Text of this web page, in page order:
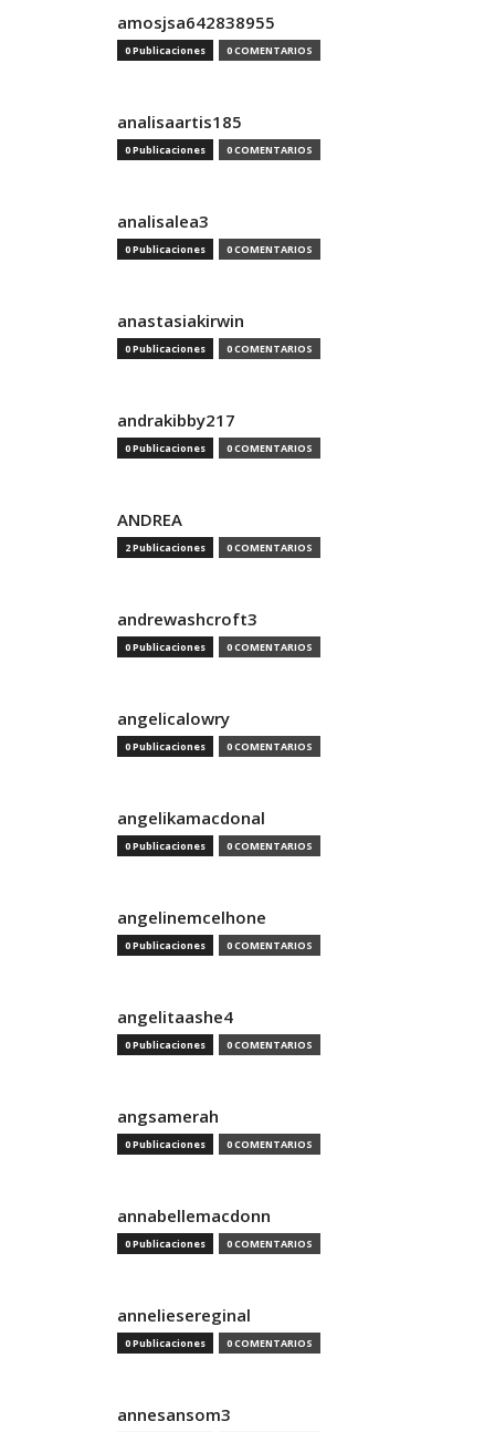
amosjsa642838955
0 Publicaciones 0 COMENTARIOS
analisaartis185
0 Publicaciones 0 COMENTARIOS
analisalea3
0 Publicaciones 0 COMENTARIOS
anastasiakirwin
0 Publicaciones 0 COMENTARIOS
andrakibby217
0 Publicaciones 0 COMENTARIOS
ANDREA
2 Publicaciones 0 COMENTARIOS
andrewashcroft3
0 Publicaciones 0 COMENTARIOS
angelicalowry
0 Publicaciones 0 COMENTARIOS
angelikamacdonal
0 Publicaciones 0 COMENTARIOS
angelinemcelhone
0 Publicaciones 0 COMENTARIOS
angelitaashe4
0 Publicaciones 0 COMENTARIOS
angsamerah
0 Publicaciones 0 COMENTARIOS
annabellemacdonn
0 Publicaciones 0 COMENTARIOS
anneliesereginal
0 Publicaciones 0 COMENTARIOS
annesansom3